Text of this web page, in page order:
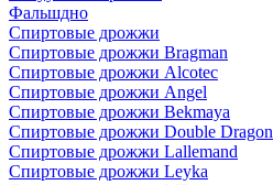
Фальшдно
Спиртовые дрожжи
Спиртовые дрожжи Bragman
Спиртовые дрожжи Alcotec
Спиртовые дрожжи Angel
Спиртовые дрожжи Bekmaya
Спиртовые дрожжи Double Dragon
Спиртовые дрожжи Lallemand
Спиртовые дрожжи Leyka